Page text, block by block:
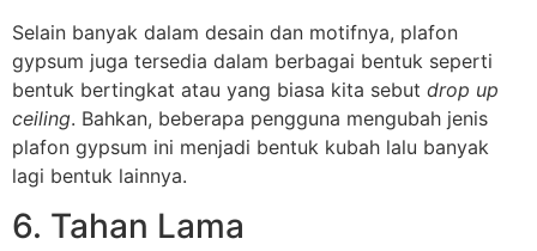
Selain banyak dalam desain dan motifnya, plafon
gypsum juga tersedia dalam berbagai bentuk seperti
bentuk bertingkat atau yang biasa kita sebut drop up
ceiling. Bahkan, beberapa pengguna mengubah jenis
plafon gypsum ini menjadi bentuk kubah lalu banyak
lagi bentuk lainnya.
6. Tahan Lama